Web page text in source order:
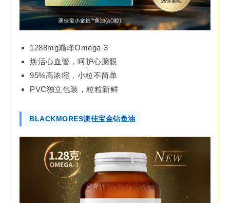
1288mg巅峰Omega-3
焕活心血管，呵护心脑眼
95%高浓缩，小粒不简单
PVC独立包装，粒粒新鲜
BLACKMORES澳佳宝金钻鱼油